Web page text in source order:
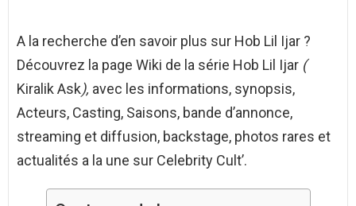
A la recherche d’en savoir plus sur Hob Lil Ijar ?
Découvrez la page Wiki de la série Hob Lil Ijar (
Kiralik Ask), avec les informations, synopsis,
Acteurs, Casting, Saisons, bande d’annonce,
streaming et diffusion, backstage, photos rares et
actualités a la une sur Celebrity Cult’.